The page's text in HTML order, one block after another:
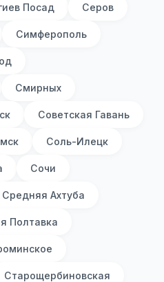
Посад Серов
Симферополь
Смирных
Советская Гавань
Соль-Илецк
Сочи
Средняя Ахтуба
Полтавка
Старощербиновская